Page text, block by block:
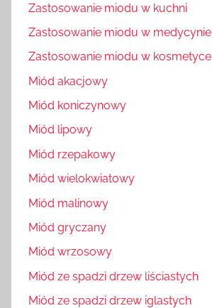
Zastosowanie miodu w kuchni
Zastosowanie miodu w medycynie
Zastosowanie miodu w kosmetyce
Miód akacjowy
Miód koniczynowy
Miód lipowy
Miód rzepakowy
Miód wielokwiatowy
Miód malinowy
Miód gryczany
Miód wrzosowy
Miód ze spadzi drzew liściastych
Miód ze spadzi drzew iglastych